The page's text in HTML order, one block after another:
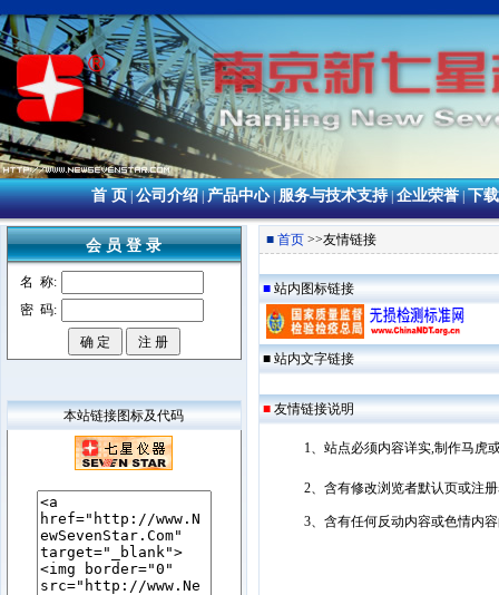
首 页|公司介绍|产品中心|服务与技术支持|企业荣誉|下
会 员 登 录
名 称:
密 码:
本站链接图标及代码
■ 首页 >>友情链接
■ 站内图标链接
■ 站内文字链接
■ 友情链接说明
1、站点必须内容详实,制作马虎
2、含有修改浏览者默认页或注
3、含有任何反动内容或色情内